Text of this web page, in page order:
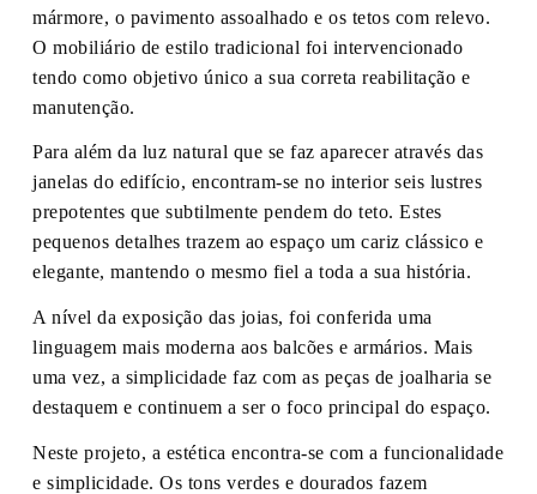
mármore, o pavimento assoalhado e os tetos com relevo.
O mobiliário de estilo tradicional foi intervencionado
tendo como objetivo único a sua correta reabilitação e
manutenção.
Para além da luz natural que se faz aparecer através das
janelas do edifício, encontram-se no interior seis lustres
prepotentes que subtilmente pendem do teto. Estes
pequenos detalhes trazem ao espaço um cariz clássico e
elegante, mantendo o mesmo fiel a toda a sua história.
A nível da exposição das joias, foi conferida uma
linguagem mais moderna aos balcões e armários. Mais
uma vez, a simplicidade faz com as peças de joalharia se
destaquem e continuem a ser o foco principal do espaço.
Neste projeto, a estética encontra-se com a funcionalidade
e simplicidade. Os tons verdes e dourados fazem